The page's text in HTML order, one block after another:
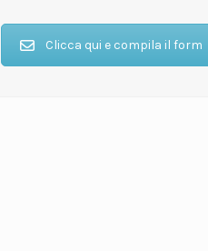
Clicca qui e compila il form